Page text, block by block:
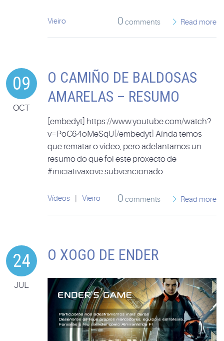
Vieiro 0 comments Read more
09
OCT
O CAMIÑO DE BALDOSAS
AMARELAS – RESUMO
[embedyt] https://www.youtube.com/watch?
v=PoC64oMeSqU[/embedyt] Aínda temos
que rematar o vídeo, pero adelantamos un
resumo do que foi este proxecto de
#iniciativaxove subvencionado…
Vídeos Vieiro 0 comments Read more
24
JUL
O XOGO DE ENDER